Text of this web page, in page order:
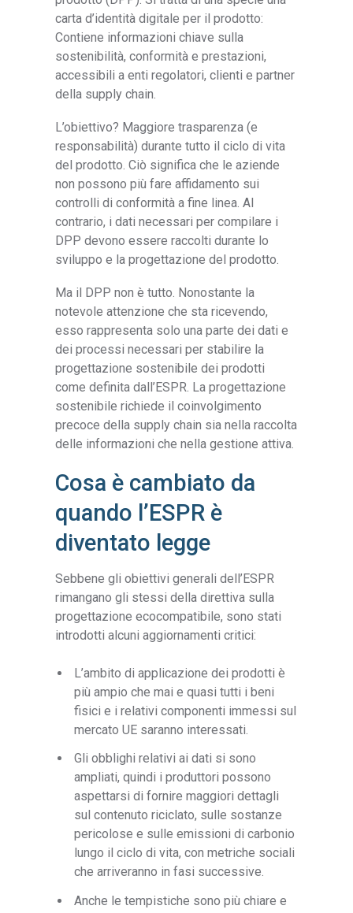
carta d’identità digitale per il prodotto:
Contiene informazioni chiave sulla
sostenibilità, conformità e prestazioni,
accessibili a enti regolatori, clienti e partner
della supply chain.
L’obiettivo? Maggiore trasparenza (e
responsabilità) durante tutto il ciclo di vita
del prodotto. Ciò significa che le aziende
non possono più fare affidamento sui
controlli di conformità a fine linea. Al
contrario, i dati necessari per compilare i
DPP devono essere raccolti durante lo
sviluppo e la progettazione del prodotto.
Ma il DPP non è tutto. Nonostante la
notevole attenzione che sta ricevendo,
esso rappresenta solo una parte dei dati e
dei processi necessari per stabilire la
progettazione sostenibile dei prodotti
come definita dall’ESPR. La progettazione
sostenibile richiede il coinvolgimento
precoce della supply chain sia nella raccolta
delle informazioni che nella gestione attiva.
Cosa è cambiato da
quando l’ESPR è
diventato legge
Sebbene gli obiettivi generali dell’ESPR
rimangano gli stessi della direttiva sulla
progettazione ecocompatibile, sono stati
introdotti alcuni aggiornamenti critici:
L’ambito di applicazione dei prodotti è
più ampio che mai e quasi tutti i beni
fisici e i relativi componenti immessi sul
mercato UE saranno interessati.
Gli obblighi relativi ai dati si sono
ampliati, quindi i produttori possono
aspettarsi di fornire maggiori dettagli
sul contenuto riciclato, sulle sostanze
pericolose e sulle emissioni di carbonio
lungo il ciclo di vita, con metriche sociali
che arriveranno in fasi successive.
Anche le tempistiche sono più chiare e